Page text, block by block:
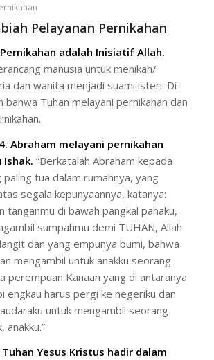
Pelayanan Pernikahan
Pernikahan adalah Inisiatif Allah.
manusia untuk menikah/
dan wanita menjadi suami isteri. Di
bahwa Tuhan melayani pernikahan dan
Abraham melayani pernikahan
“Berkatalah Abraham kepada
paling tua dalam rumahnya, yang
segala kepunyaannya, katanya:
tanganmu di bawah pangkal pahaku,
sumpahmu demi TUHAN, Allah
dan yang empunya bumi, bahwa
mengambil untuk anakku seorang
perempuan Kanaan yang di antaranya
engkau harus pergi ke negeriku dan
untuk mengambil seorang
anakku.”
Yesus Kristus hadir dalam